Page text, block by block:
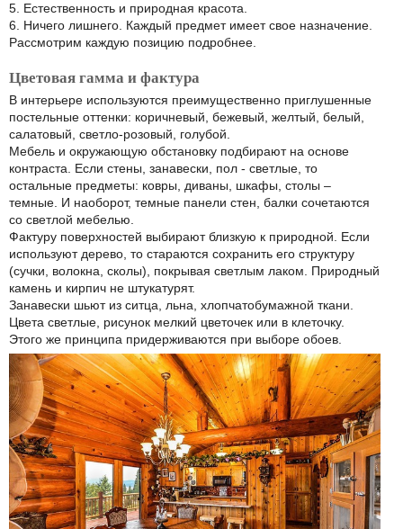
5. Естественность и природная красота.
6. Ничего лишнего. Каждый предмет имеет свое назначение.
Рассмотрим каждую позицию подробнее.
Цветовая гамма и фактура
В интерьере используются преимущественно приглушенные
постельные оттенки: коричневый, бежевый, желтый, белый,
салатовый, светло-розовый, голубой.
Мебель и окружающую обстановку подбирают на основе
контраста. Если стены, занавески, пол - светлые, то
остальные предметы: ковры, диваны, шкафы, столы –
темные. И наоборот, темные панели стен, балки сочетаются
со светлой мебелью.
Фактуру поверхностей выбирают близкую к природной. Если
используют дерево, то стараются сохранить его структуру
(сучки, волокна, сколы), покрывая светлым лаком. Природный
камень и кирпич не штукатурят.
Занавески шьют из ситца, льна, хлопчатобумажной ткани.
Цвета светлые, рисунок мелкий цветочек или в клеточку.
Этого же принципа придерживаются при выборе обоев.